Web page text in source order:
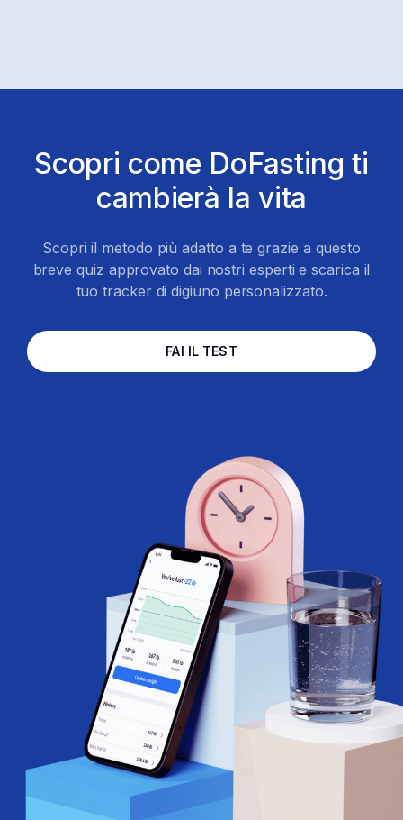
Scopri come DoFasting ti
cambierà la vita
Scopri il metodo più adatto a te grazie a questo
breve quiz approvato dai nostri esperti e scarica il
tuo tracker di digiuno personalizzato.
FAI IL TEST